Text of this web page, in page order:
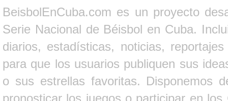
BeisbolEnCuba.com es un proyecto
Serie Nacional de Béisbol en Cuba.
diarios, estadísticas, noticias,
para que los usuarios publiquen sus
o sus estrellas favoritas. Disponemos
pronosticar los juegos o participar en